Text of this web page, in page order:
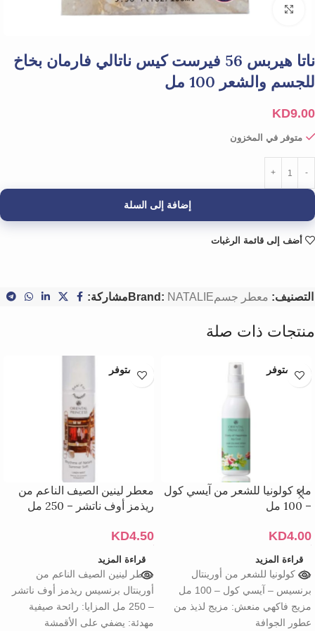
Click to enlarge
ناتا هيربس 56 فيرست كيس ناتالي فارمان بخاخ
للجسم والشعر 100 مل
KD9.00
متوفر في المخزون
إضافة إلى السلة
أضف إلى قائمة الرغبات
التصنيف: معطر جسم Brand: NATALIE مشاركة:
منتجات ذات صلة
غير متوفر
ماء كولونيا للشعر من آيسي كول
– 100 مل
KD4.00
قراءة المزيد
ماء كولونيا للشعر من أورينتال
برنسيس – آيسي كول – 100 مل
مزيج فاكهي منعش: مزيج لذيذ من
عطور الجوافة
غير متوفر
معطر لينين الصيف الناعم من
ريذمز أوف ناتشر – 250 مل
KD4.50
قراءة المزيد
معطر لينين الصيف الناعم من
أورينتال برنسيس ريذمز أوف ناتشر
– 250 مل المزايا: رائحة صيفية
مهدئة: يضفي على الأقمشة